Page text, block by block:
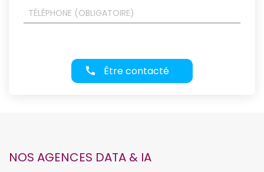
Être contacté
NOS AGENCES DATA & IA